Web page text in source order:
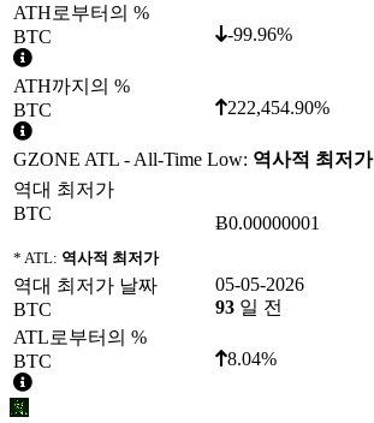
ATH로부터의 %
BTC
-99.96%
ATH까지의 %
BTC
222,454.90%
GZONE ATL - All-Time Low: 역사적 최저가
역대 최저가
BTC
* ATL: 역사적 최저가
Ƀ0.00000001
역대 최저가 날짜
BTC
05-05-2026
93 일 전
ATL로부터의 %
BTC
8.04%